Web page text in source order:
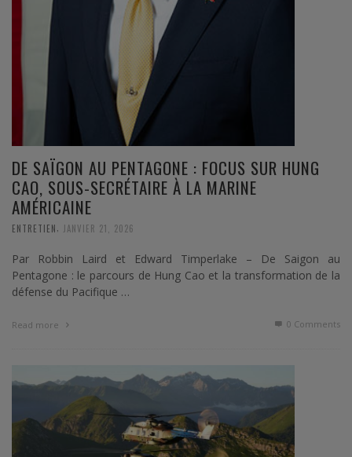
DE SAÏGON AU PENTAGONE : FOCUS SUR HUNG
CAO, SOUS-SECRÉTAIRE À LA MARINE
AMÉRICAINE
ENTRETIEN JANVIER 21, 2026
Par Robbin Laird et Edward Timperlake – De Saigon au
Pentagone : le parcours de Hung Cao et la transformation de la
défense du Pacifique …
Read more 0 Comments